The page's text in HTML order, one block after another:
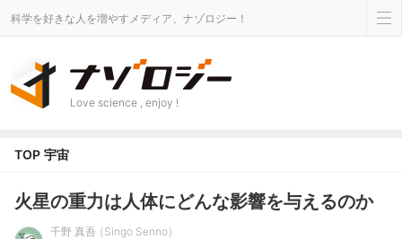
科学を好きな人を増やすメディア、ナゾロジー！
Love science , enjoy !
TOP 宇宙
火星の重力は人体にどんな影響を与えるのか
千野 真吾
Singo Senno